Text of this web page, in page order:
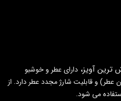
ترین آویز، دارای عطر و خوشبو
عطر) و قابلیت شارژ مجدد عطر دارد. از
می شود.